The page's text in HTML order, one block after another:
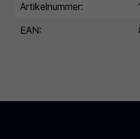
Artikelnummer:
EAN: